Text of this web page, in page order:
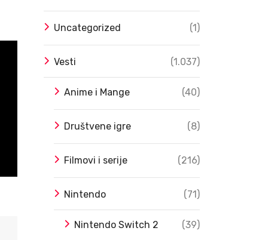
Uncategorized (1)
Vesti (1.037)
Anime i Mange (40)
Društvene igre (8)
Filmovi i serije (216)
Nintendo (71)
Nintendo Switch 2 (39)